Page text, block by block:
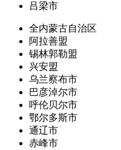
吕梁市
全内蒙古自治区
阿拉善盟
锡林郭勒盟
兴安盟
乌兰察布市
巴彦淖尔市
呼伦贝尔市
鄂尔多斯市
通辽市
赤峰市